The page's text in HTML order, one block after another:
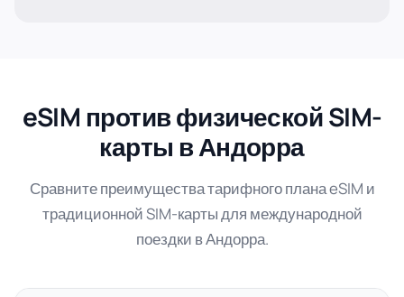
eSIM против физической SIM-
карты в Андорра
Сравните преимущества тарифного плана eSIM и
традиционной SIM-карты для международной
поездки в Андорра.